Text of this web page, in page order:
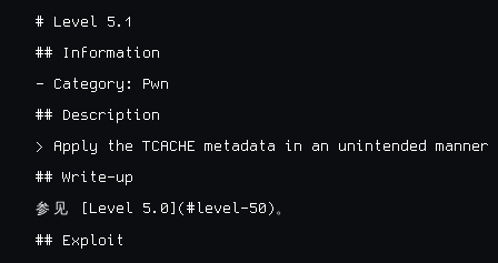
# Level 5.1
## Information
- Category: Pwn
## Description
> Apply the TCACHE metadata in an unintended
## Write-up
参 见 [Level 5.0](#level-50) 。
## Exploit